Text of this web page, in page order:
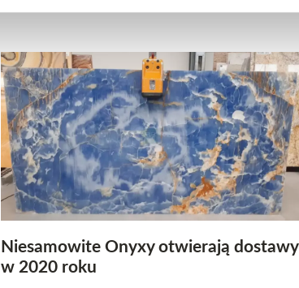
Niesamowite Onyxy otwierają dostawy
w 2020 roku